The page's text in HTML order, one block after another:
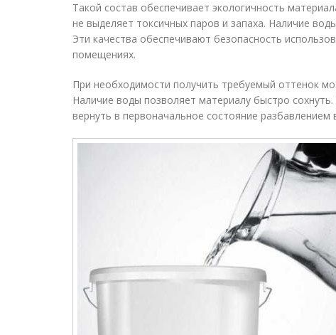
Такой состав обеспечивает экологичность
не выделяет токсичных паров и запаха. Наличие
Эти качества обеспечивают безопасность
помещениях.
При необходимости получить требуемый оттенок
Наличие воды позволяет материалу быстро
вернуть в первоначальное состояние разбавлением